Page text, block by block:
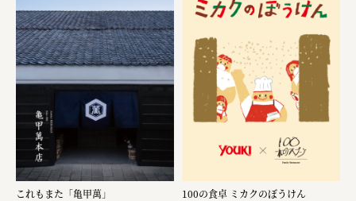
これもまた「亀甲萬」 100の食卓 ミカクのぼうけん